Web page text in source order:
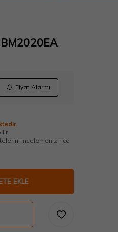
Fiyat Alarmı
incelemeniz rica
EKLE